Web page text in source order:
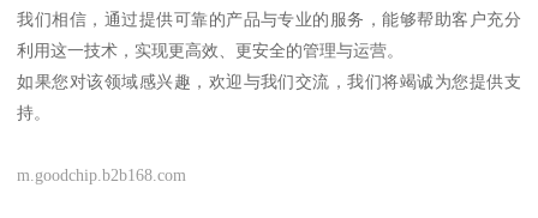
我们相信，通过提供可靠的产品与专业的服务，能够帮助客户充分
利用这一技术，实现更高效、更安全的管理与运营。
如果您对该领域感兴趣，欢迎与我们交流，我们将竭诚为您提供支
持。
m.goodchip.b2b168.com